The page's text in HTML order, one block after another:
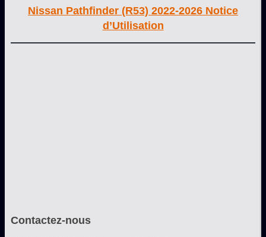
Nissan Pathfinder (R53) 2022-2026 Notice
d’Utilisation
Contactez-nous